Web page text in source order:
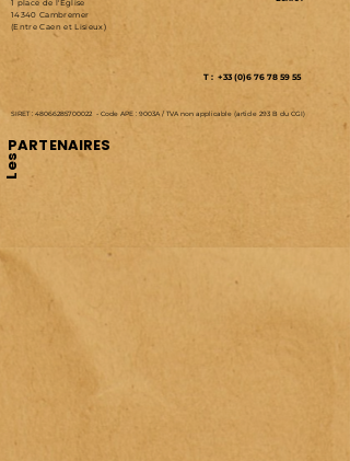
1 place de l'Eglise
14340 Cambremer
(Entre Caen et Lisieux)
SIRET : 48066285700022 - Code APE : 9003A / TVA non applicable (article 293 B du CGI)
T : +33 (0)6 76 78 59 55
Les
PARTENAIRES